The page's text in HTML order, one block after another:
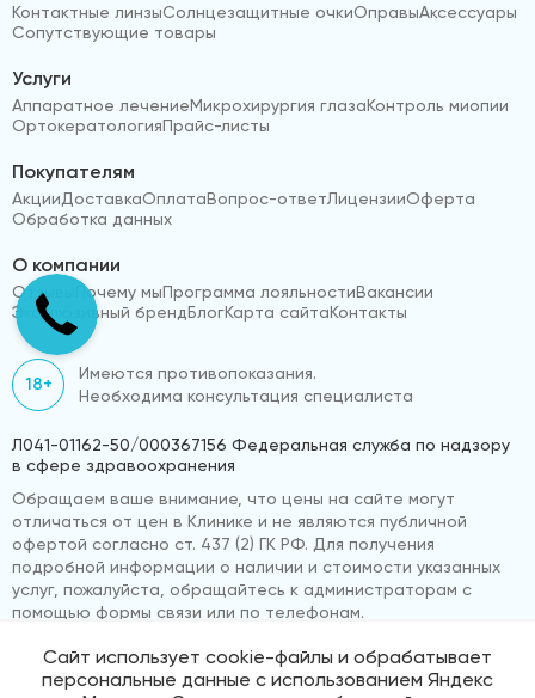
Контактные линзыСолнцезащитные очкиОправыАксессуары
Сопутствующие товары
Услуги
Аппаратное лечениеМикрохирургия глазаКонтроль миопии
ОртокератологияПрайс-листы
Покупателям
АкцииДоставкаОплатаВопрос-ответЛицензииОферта
Обработка данных
О компании
Отзывы Почему мыПрограмма лояльностиВакансии
Эксклюзивный брендБлогКарта сайтаКонтакты
18+
Имеются противопоказания.
Необходима консультация специалиста
Л041-01162-50/000367156 Федеральная служба по надзору
в сфере здравоохранения
Обращаем ваше внимание, что цены на сайте могут
отличаться от цен в Клинике и не являются публичной
офертой согласно ст. 437 (2) ГК РФ. Для получения
подробной информации о наличии и стоимости указанных
услуг, пожалуйста, обращайтесь к администраторам с
помощью формы связи или по телефонам.
© 2026 «ВижуВсё» Реквизиты компании
Сайт использует cookie-файлы и обрабатывает
персональные данные с использованием Яндекс